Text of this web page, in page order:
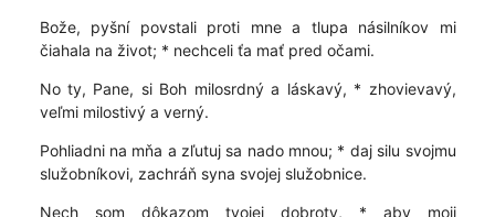
Bože, pyšní povstali proti mne a tlupa násilníkov mi
čiahala na život; * nechceli ťa mať pred očami.
No ty, Pane, si Boh milosrdný a láskavý, * zhovievavý,
veľmi milostivý a verný.
Pohliadni na mňa a zľutuj sa nado mnou; * daj silu svojmu
služobníkovi, zachráň syna svojej služobnice.
Nech som dôkazom tvojej dobroty, * aby moji